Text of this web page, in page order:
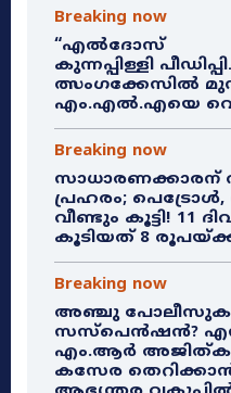
Breaking now
“എൽദോസ്
കുന്നപ്പിള്ളി
ത്സംഗക്കേസിൽ
എം.എൽ.എയെ
Breaking now
സാധാരണക്കാരന്
പ്രഹരം;
വീണ്ടും കൂട്ടി! 11
കൂടിയത് 8
Breaking now
അഞ്ചു
സസ്‌പെൻഷൻ?
എം.ആർ
കസേര